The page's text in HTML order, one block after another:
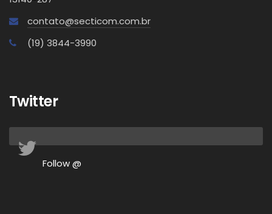
contato@secticom.com.br
(19) 3844-3990
Twitter
Follow @